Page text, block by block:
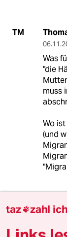
TM
Was
"die
muss
Wo
(und
I imation
1. Die
taz zahl ich